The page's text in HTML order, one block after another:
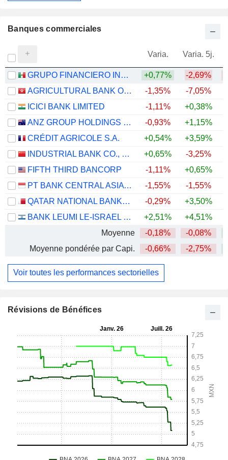
Banques commerciales
Varia. Varia. 5j.
GRUPO FINANCIERO INBURSA, S.A.B. DE C.V. +0,77% -2,69%
AGRICULTURAL BANK OF CHINA LIMITED
-1,35% -7,05%
ICICI BANK LIMITED
-1,11% +0,38%
ANZ GROUP HOLDINGS LIMITED
-0,93% +1,15%
CRÉDIT AGRICOLE S.A.
+0,54% +3,59%
INDUSTRIAL BANK CO., LTD.
+0,65% -3,25%
FIFTH THIRD BANCORP
-1,11% +0,65%
PT BANK CENTRAL ASIA TBK
-1,55% -1,55%
QATAR NATIONAL BANK (Q.P.S.C.)
-0,29% +3,50%
BANK LEUMI LE-ISRAEL B.M.
+2,51% +4,51%
Moyenne
-0,18% -0,08%
Moyenne pondérée par Capi.
-0,66% -2,75%
Voir toutes les performances sectorielles
Révisions de Bénéfices